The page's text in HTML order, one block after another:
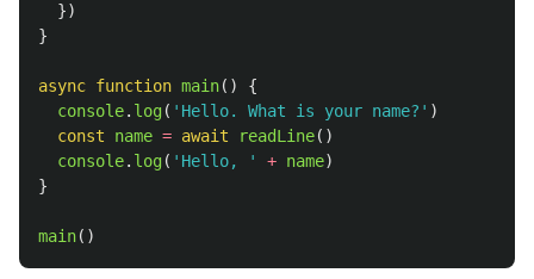
})
}
async function main()
{
console. log( ' Hello. What is your name? ' )
const
name = await readLine()
console. log( ' Hello, ' + name)
}
main()